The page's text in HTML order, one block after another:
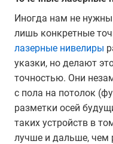
Иногда нам не
лишь конкретные
лазерные нивелиры
указки, но делают
точностью. Они
с пола на потолок
разметки осей
таких устройств в
лучше и дальше, чем